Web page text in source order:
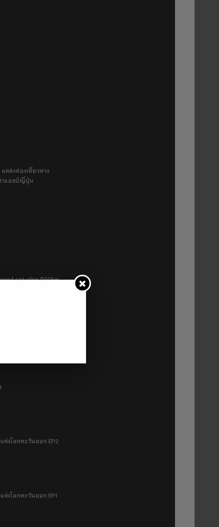
แหล่งท่องเที่ยวทาง
าแอลป์ญี่ปุ่น
cat ultra 500km
ห่งโลกตะวันออก EP2
ห่งโลกตะวันออก EP1